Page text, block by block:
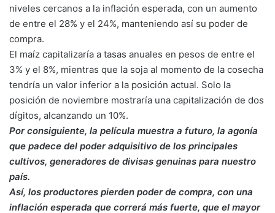
niveles cercanos a la inflación esperada, con un aumento
de entre el 28% y el 24%, manteniendo así su poder de
compra.
El maíz capitalizaría a tasas anuales en pesos de entre el
3% y el 8%, mientras que la soja al momento de la cosecha
tendría un valor inferior a la posición actual. Solo la
posición de noviembre mostraría una capitalización de dos
dígitos, alcanzando un 10%.
Por consiguiente, la película muestra a futuro, la agonía
que padece del poder adquisitivo de los principales
cultivos, generadores de divisas genuinas para nuestro
país.
Así, los productores pierden poder de compra, con una
inflación esperada que correrá más fuerte, que el mayor